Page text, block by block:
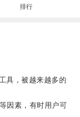
排行
，被越来越多的
因素，有时用户可